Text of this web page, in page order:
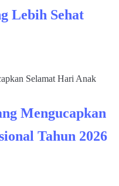
Lebih Sehat
Mengucapkan
Tahun 2026